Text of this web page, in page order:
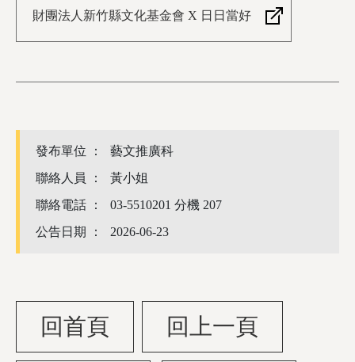
財團法人新竹縣文化基金會 X 日日當好
發布單位 ：
藝文推廣科
聯絡人員 ：
黃小姐
聯絡電話 ：
03-5510201 分機 207
公告日期 ：
2026-06-23
回首頁 回上一頁